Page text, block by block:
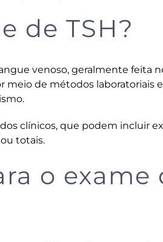
de TSH?
venoso, geralmente feita
meio de métodos laboratoriais
clínicos, que podem incluir
totais.
o exame